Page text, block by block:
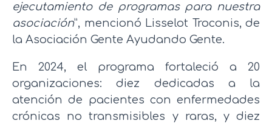
ejecutamiento de programas para nuestra
asociación”, mencionó Lisselot Troconis, de
la Asociación Gente Ayudando Gente.
En 2024, el programa fortaleció a 20
organizaciones: diez dedicadas a la
atención de pacientes con enfermedades
crónicas no transmisibles y raras, y diez